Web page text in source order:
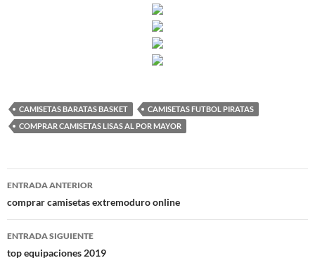
CAMISETAS BARATAS BASKET
CAMISETAS FUTBOL PIRATAS
COMPRAR CAMISETAS LISAS AL POR MAYOR
Navegación
de
entradas
ENTRADA ANTERIOR
comprar camisetas extremoduro online
ENTRADA SIGUIENTE
top equipaciones 2019